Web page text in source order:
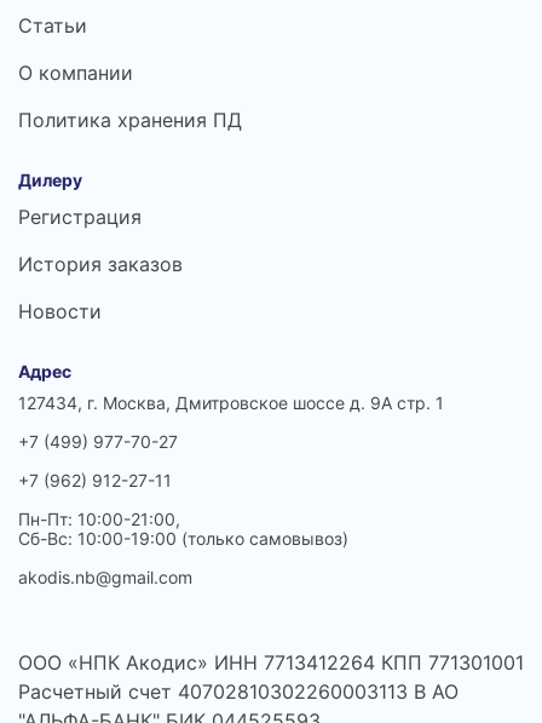
Статьи
О компании
Политика хранения ПД
Дилеру
Регистрация
История заказов
Новости
Адрес
127434, г. Москва, Дмитровское шоссе д. 9А стр. 1
+7 (499) 977-70-27
+7 (962) 912-27-11
Пн-Пт: 10:00-21:00,
Сб-Вс: 10:00-19:00 (только самовывоз)
akodis.nb@gmail.com
ООО «НПК Акодис» ИНН 7713412264 КПП 771301001
Расчетный счет 40702810302260003113 В АО